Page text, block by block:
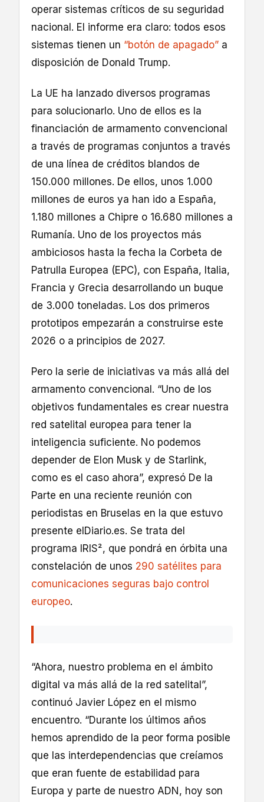
operar sistemas críticos de su seguridad
nacional. El informe era claro: todos esos
sistemas tienen un “botón de apagado” a
disposición de Donald Trump.
La UE ha lanzado diversos programas
para solucionarlo. Uno de ellos es la
financiación de armamento convencional
a través de programas conjuntos a través
de una línea de créditos blandos de
150.000 millones. De ellos, unos 1.000
millones de euros ya han ido a España,
1.180 millones a Chipre o 16.680 millones a
Rumanía. Uno de los proyectos más
ambiciosos hasta la fecha la Corbeta de
Patrulla Europea (EPC), con España, Italia,
Francia y Grecia desarrollando un buque
de 3.000 toneladas. Los dos primeros
prototipos empezarán a construirse este
2026 o a principios de 2027.
Pero la serie de iniciativas va más allá del
armamento convencional. “Uno de los
objetivos fundamentales es crear nuestra
red satelital europea para tener la
inteligencia suficiente. No podemos
depender de Elon Musk y de Starlink,
como es el caso ahora”, expresó De la
Parte en una reciente reunión con
periodistas en Bruselas en la que estuvo
presente elDiario.es. Se trata del
programa IRIS², que pondrá en órbita una
constelación de unos 290 satélites para
comunicaciones seguras bajo control
europeo.
“Ahora, nuestro problema en el ámbito
digital va más allá de la red satelital”,
continuó Javier López en el mismo
encuentro. “Durante los últimos años
hemos aprendido de la peor forma posible
que las interdependencias que creíamos
que eran fuente de estabilidad para
Europa y parte de nuestro ADN, hoy son